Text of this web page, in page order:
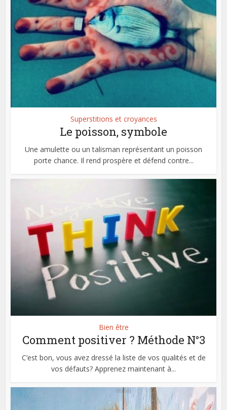
Superstitions et croyances
Le poisson, symbole
Une amulette ou un talisman représentant un poisson
porte chance. Il rend prospère et défend contre...
Bien être
Comment positiver ? Méthode N°3
C’est bon, vous avez dressé la liste de vos qualités et de
vos défauts? Apprenez maintenant à...